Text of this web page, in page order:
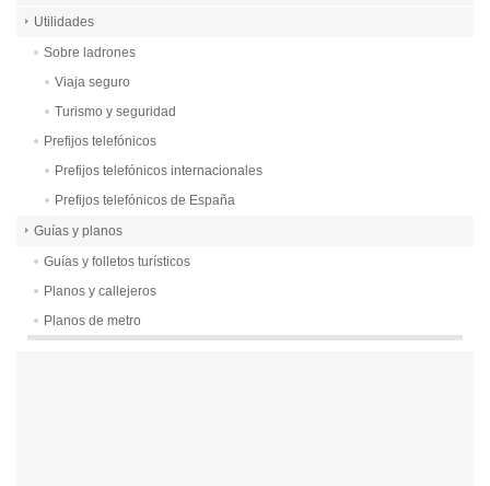
Utilidades
Sobre ladrones
Viaja seguro
Turismo y seguridad
Prefijos telefónicos
Prefijos telefónicos internacionales
Prefijos telefónicos de España
Guías y planos
Guías y folletos turísticos
Planos y callejeros
Planos de metro